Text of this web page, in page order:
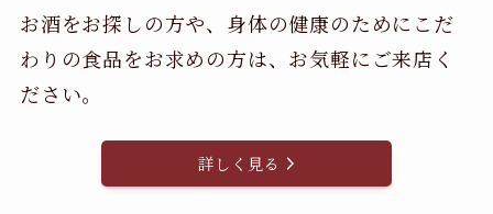
お酒をお探しの方や、身体の健康のためにこだ
わりの食品をお求めの方は、お気軽にご来店く
ださい。
詳しく見る